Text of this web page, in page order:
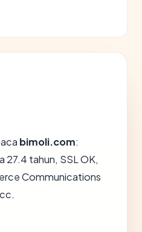
bimoli.com:
27.4 tahun, SSL OK,
Communications